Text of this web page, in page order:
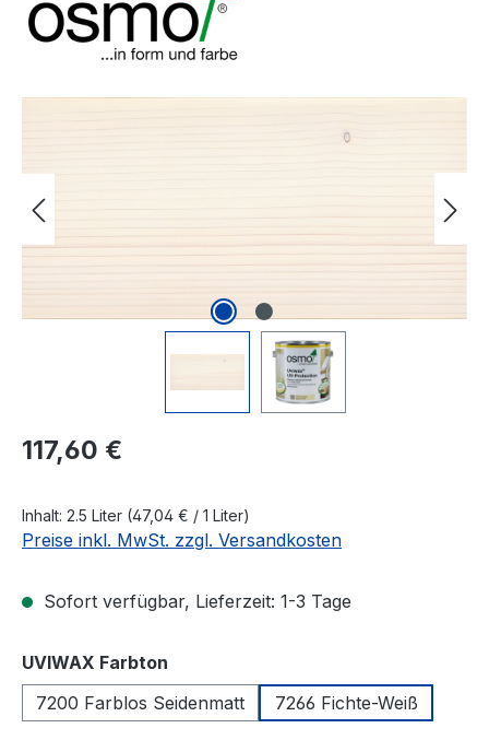
Bildergalerie überspringen
Regulärer Preis:
117,60 €
Inhalt: 2.5 Liter (47,04 € / 1 Liter)
Preise inkl. MwSt. zzgl. Versandkosten
Sofort verfügbar, Lieferzeit: 1-3 Tage
UVIWAX Farbton
7200 Farblos Seidenmatt
7266 Fichte-Weiß